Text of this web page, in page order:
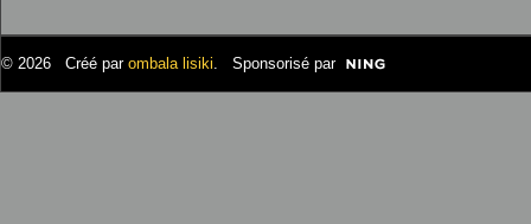
© 2026 Créé par ombala lisiki. Sponsorisé par